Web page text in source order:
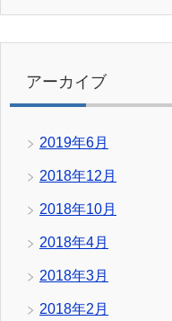
アーカイブ
2019年6月
2018年12月
2018年10月
2018年4月
2018年3月
2018年2月